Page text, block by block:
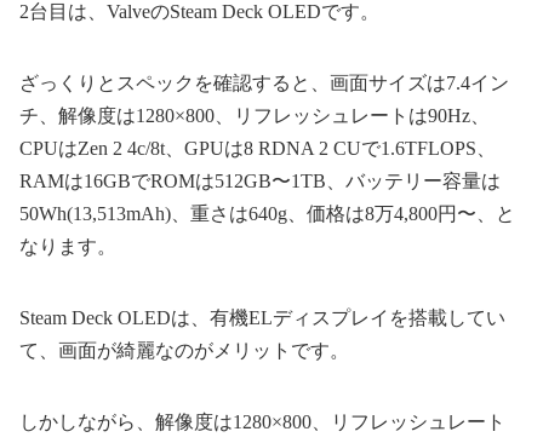
2台目は、ValveのSteam Deck OLEDです。
ざっくりとスペックを確認すると、画面サイズは7.4イン
チ、解像度は1280×800、リフレッシュレートは90Hz、
CPUはZen 2 4c/8t、GPUは8 RDNA 2 CUで1.6TFLOPS、
RAMは16GBでROMは512GB〜1TB、バッテリー容量は
50Wh(13,513mAh)、重さは640g、価格は8万4,800円〜、と
なります。
Steam Deck OLEDは、有機ELディスプレイを搭載してい
て、画面が綺麗なのがメリットです。
しかしながら、解像度は1280×800、リフレッシュレート